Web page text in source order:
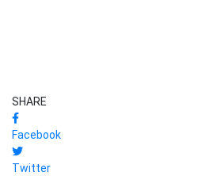
SHARE
Facebook
Twitter